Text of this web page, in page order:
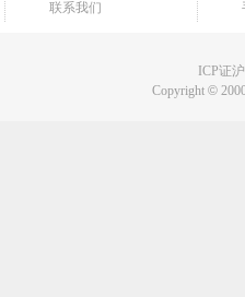
联系我们
ICP证
Copyright©